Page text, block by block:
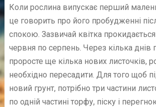
Коли рослина випускає перший
це говорить про його пробудженні
спокою. Зазвичай квітка
червня по серпень. Через кілька днів
проросте ще кілька нових листочків,
необхідно пересадити. Для того щоб
новий грунт, потрібно три частини
по одній частині торфу, піску і